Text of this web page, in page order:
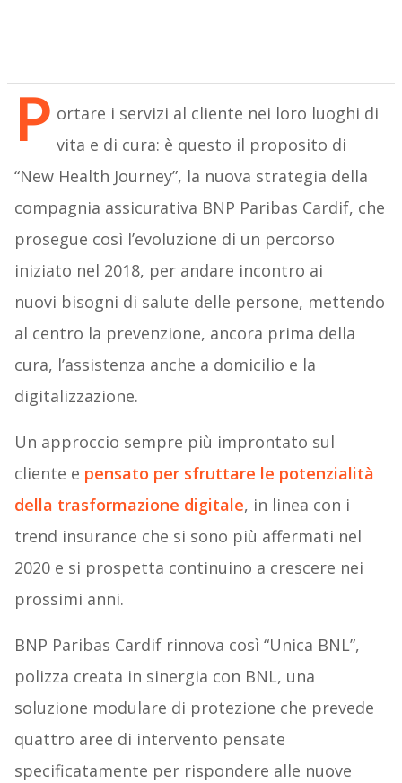
P ortare i servizi al cliente nei loro luoghi di
vita e di cura: è questo il proposito di
“New Health Journey”, la nuova strategia della
compagnia assicurativa BNP Paribas Cardif, che
prosegue così l’evoluzione di un percorso
iniziato nel 2018, per andare incontro ai
nuovi bisogni di salute delle persone, mettendo
al centro la prevenzione, ancora prima della
cura, l’assistenza anche a domicilio e la
digitalizzazione.
Un approccio sempre più improntato sul
cliente e pensato per sfruttare le potenzialità
della trasformazione digitale, in linea con i
trend insurance che si sono più affermati nel
2020 e si prospetta continuino a crescere nei
prossimi anni.
BNP Paribas Cardif rinnova così “Unica BNL”,
polizza creata in sinergia con BNL, una
soluzione modulare di protezione che prevede
quattro aree di intervento pensate
specificatamente per rispondere alle nuove